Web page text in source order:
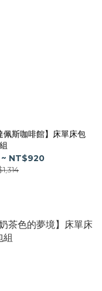
斯咖啡館】床單床包
組
NT$920